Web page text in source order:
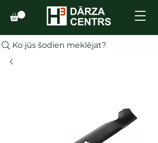
Ko jūs šodien meklējat?